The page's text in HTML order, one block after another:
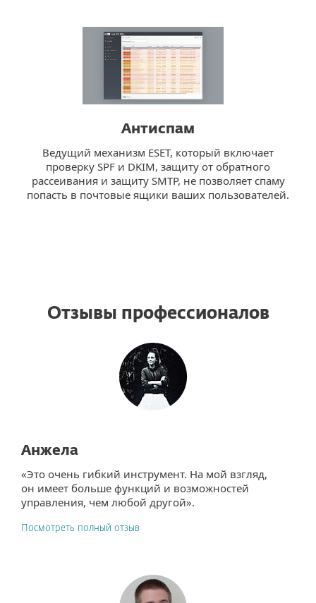
Антиспам
Ведущий механизм ESET, который включает
проверку SPF и DKIM, защиту от обратного
рассеивания и защиту SMTP, не позволяет спаму
попасть в почтовые ящики ваших пользователей.
Отзывы профессионалов
Анжела
«Это очень гибкий инструмент. На мой взгляд,
он имеет больше функций и возможностей
управления, чем любой другой».
Посмотреть полный отзыв